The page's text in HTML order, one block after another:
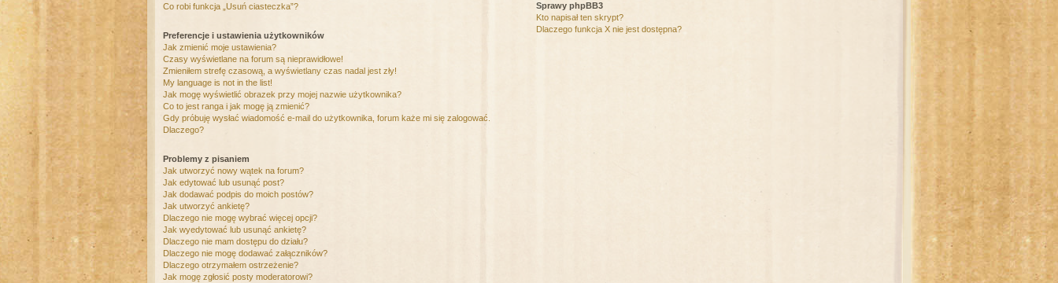
Co robi funkcja „Usuń ciasteczka”?
Preferencje i ustawienia użytkowników
Jak zmienić moje ustawienia?
Czasy wyświetlane na forum są nieprawidłowe!
Zmieniłem strefę czasową, a wyświetlany czas nadal jest zły!
My language is not in the list!
Jak mogę wyświetlić obrazek przy mojej nazwie użytkownika?
Co to jest ranga i jak mogę ją zmienić?
Gdy próbuję wysłać wiadomość e-mail do użytkownika, forum każe mi się zalogować.
Dlaczego?
Problemy z pisaniem
Jak utworzyć nowy wątek na forum?
Jak edytować lub usunąć post?
Jak dodawać podpis do moich postów?
Jak utworzyć ankietę?
Dlaczego nie mogę wybrać więcej opcji?
Jak wyedytować lub usunąć ankietę?
Dlaczego nie mam dostępu do działu?
Dlaczego nie mogę dodawać załączników?
Dlaczego otrzymałem ostrzeżenie?
Jak mogę zgłosić posty moderatorowi?
Sprawy phpBB3
Kto napisał ten skrypt?
Dlaczego funkcja X nie jest dostępna?